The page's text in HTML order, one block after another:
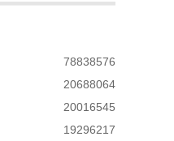
78838576
20688064
20016545
19296217